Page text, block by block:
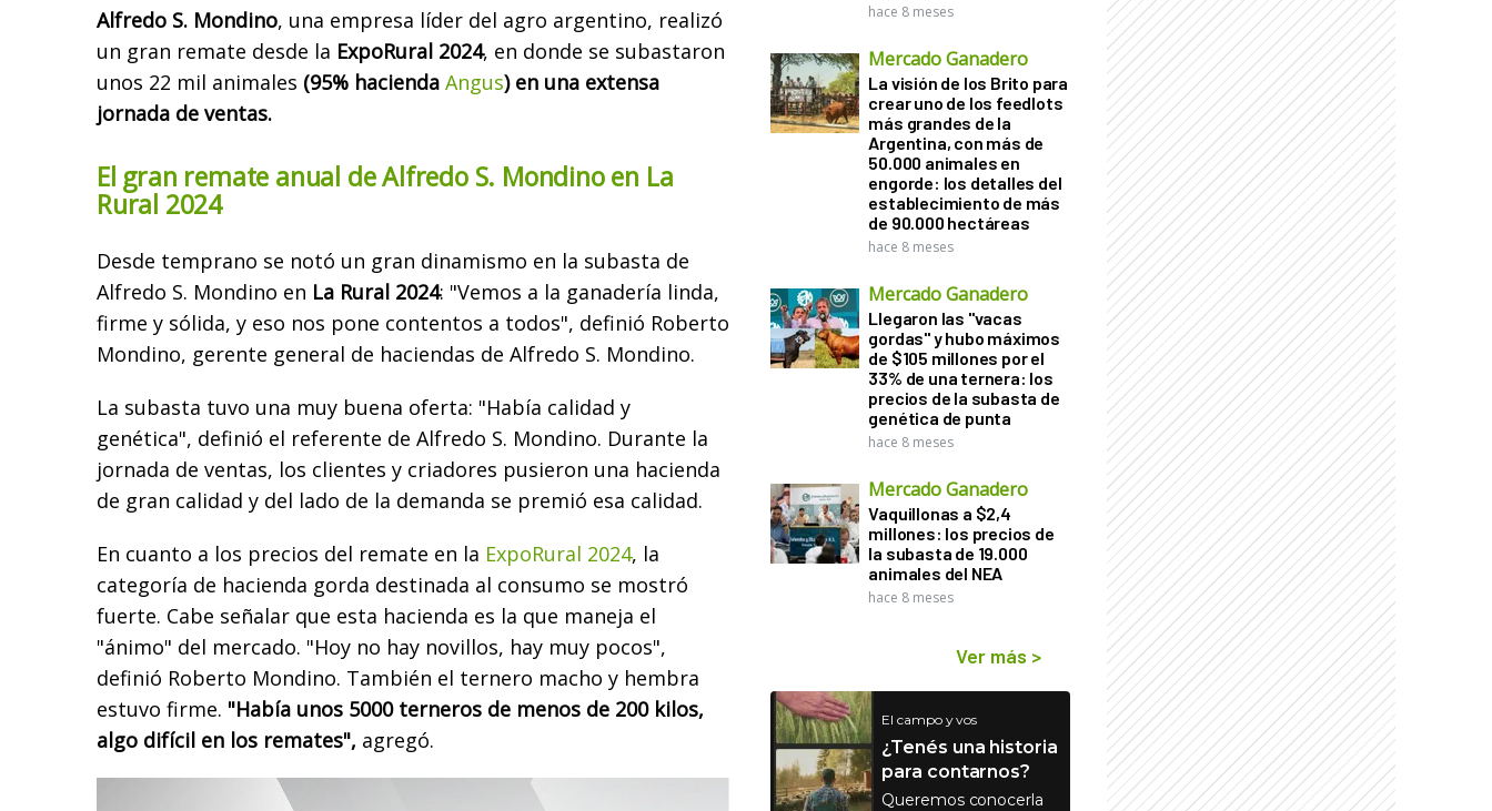
Alfredo S. Mondino, una empresa líder del agro argentino, realizó
un gran remate desde la ExpoRural 2024, en donde se subastaron
unos 22 mil animales (95% hacienda Angus) en una extensa
jornada de ventas.
El gran remate anual de Alfredo S. Mondino en La
Rural 2024
Desde temprano se notó un gran dinamismo en la subasta de
Alfredo S. Mondino en La Rural 2024: "Vemos a la ganadería linda,
firme y sólida, y eso nos pone contentos a todos", definió Roberto
Mondino, gerente general de haciendas de Alfredo S. Mondino.
La subasta tuvo una muy buena oferta: "Había calidad y
genética", definió el referente de Alfredo S. Mondino. Durante la
jornada de ventas, los clientes y criadores pusieron una hacienda
de gran calidad y del lado de la demanda se premió esa calidad.
En cuanto a los precios del remate en la ExpoRural 2024, la
categoría de hacienda gorda destinada al consumo se mostró
fuerte. Cabe señalar que esta hacienda es la que maneja el
"ánimo" del mercado. "Hoy no hay novillos, hay muy pocos",
definió Roberto Mondino. También el ternero macho y hembra
estuvo firme. "Había unos 5000 terneros de menos de 200 kilos,
algo difícil en los remates", agregó.
hace 8 meses
Mercado Ganadero
La visión de los Brito para
crear uno de los feedlots
más grandes de la
Argentina, con más de
50.000 animales en
engorde: los detalles del
establecimiento de más
de 90.000 hectáreas
hace 8 meses
Mercado Ganadero
Llegaron las "vacas
gordas" y hubo máximos
de $105 millones por el
33% de una ternera: los
precios de la subasta de
genética de punta
hace 8 meses
Mercado Ganadero
Vaquillonas a $2,4
millones: los precios de
la subasta de 19.000
animales del NEA
hace 8 meses
Ver más >
El campo y vos
¿Tenés una historia
para contarnos?
Queremos conocerla